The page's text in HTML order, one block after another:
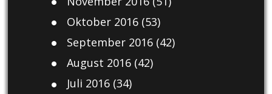
Oktober 2016(53)
September 2016(42)
August 2016(42)
Juli 2016(34)